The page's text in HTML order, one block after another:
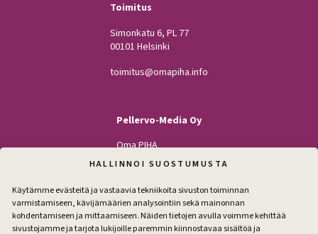
HALLINNOI SUOSTUMUSTA
Käytämme evästeitä ja vastaavia tekniikoita sivuston toiminnan
varmistamiseen, kävijämäärien analysointiin sekä mainonnan
kohdentamiseen ja mittaamiseen. Näiden tietojen avulla voimme kehittää
sivustojamme ja tarjota lukijoille paremmin kiinnostavaa sisältöä ja
Toimitus
Simonkatu 6, PL 77
00101 Helsinki
toimitus@omapiha.info
Pellervo-Media Oy
Oma PIHA
Kodin Pellervo
Maatilan Pellervo